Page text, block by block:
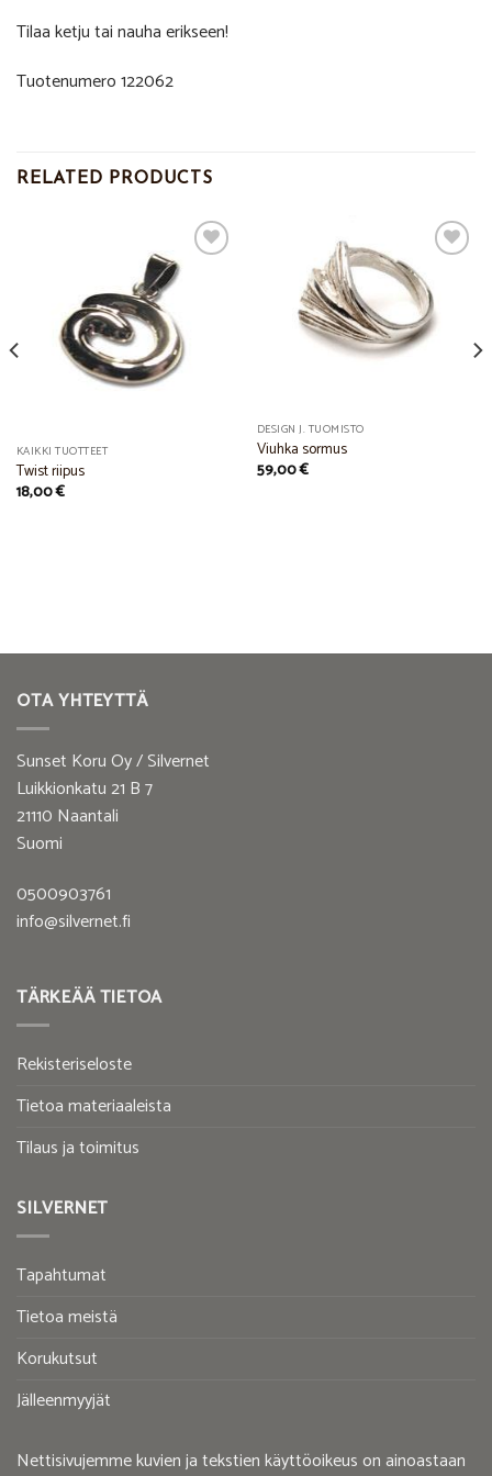
Tilaa ketju tai nauha erikseen!
Tuotenumero 122062
RELATED PRODUCTS
KAIKKI TUOTTEET
Twist riipus
18,00€
Add to
Wishlist
DESIGN J. TUOMISTO
Viuhka sormus
59,00€
OTA YHTEYTTÄ
Sunset Koru Oy / Silvernet
Luikkionkatu 21 B 7
21110 Naantali
Suomi
0500903761
info@silvernet.fi
TÄRKEÄÄ TIETOA
Rekisteriseloste
Tietoa materiaaleista
Tilaus ja toimitus
SILVERNET
Tapahtumat
Tietoa meistä
Korukutsut
Jälleenmyyjät
Nettisivujemme kuvien ja tekstien käyttöoikeus on ainoastaan